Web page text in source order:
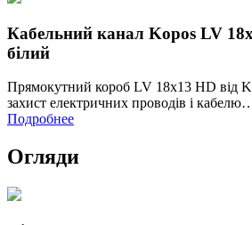
Кабельний канал Kopos LV
білий
Прямокутний короб LV 18x13 HD від
захист електричних проводів і
Подробнее
Огляди